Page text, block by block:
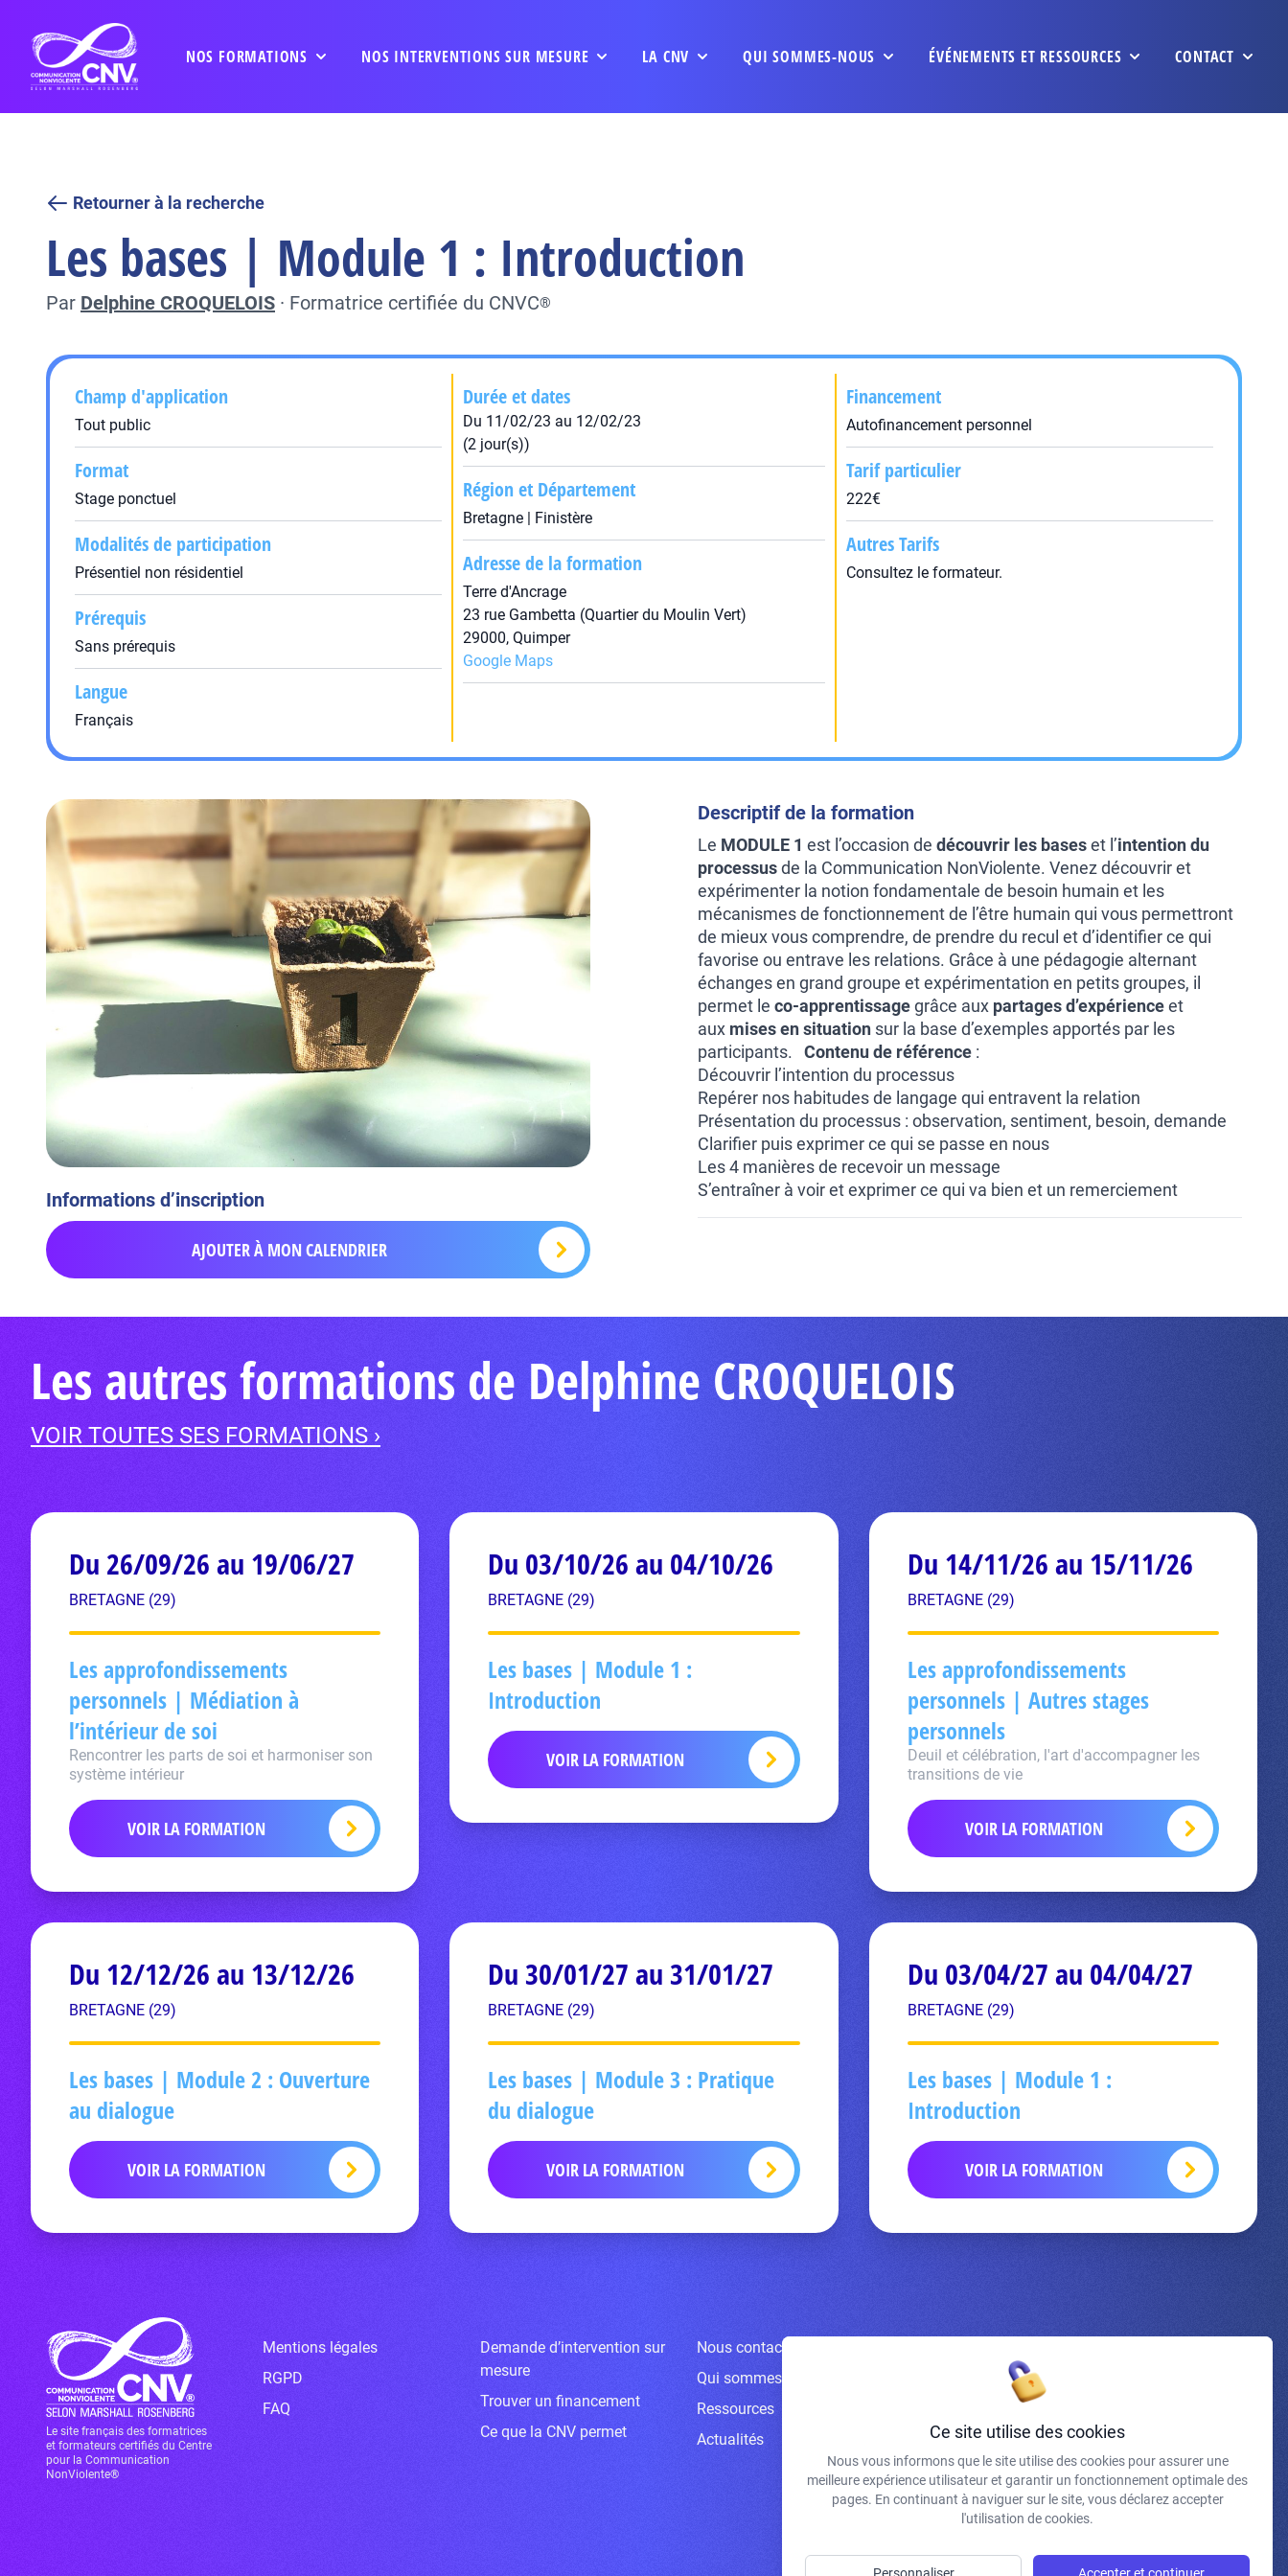
NOS FORMATIONS NOS INTERVENTIONS SUR MESURE LA CNV QUI SOMMES-NOUS ÉVÉNEMENTS ET RESSOURCES CONTACT
Retourner à la recherche
Les bases | Module 1 : Introduction
Par Delphine CROQUELOIS · Formatrice certifiée du CNVC®
Champ d'application
Tout public
Format
Stage ponctuel
Modalités de participation
Présentiel non résidentiel
Prérequis
Sans prérequis
Langue
Français
Durée et dates
Du 11/02/23 au 12/02/23
(2 jour(s))
Région et Département
Bretagne | Finistère
Adresse de la formation
Terre d'Ancrage
23 rue Gambetta (Quartier du Moulin Vert)
29000, Quimper
Google Maps
Financement
Autofinancement personnel
Tarif particulier
222€
Autres Tarifs
Consultez le formateur.
Informations d’inscription
AJOUTER À MON CALENDRIER
Descriptif de la formation
Le MODULE 1 est l’occasion de découvrir les baseset l’intention du
processusde la Communication NonViolente. Venez découvrir et
expérimenter la notion fondamentale de besoin humain et les
mécanismes de fonctionnement de l’être humain qui vous permettront
de mieux vous comprendre, de prendre du recul et d’identifier ce qui
favorise ou entrave les relations. Grâce à une pédagogie alternant
échanges en grand groupe et expérimentation en petits groupes, il
permet le co-apprentissagegrâce aux partages d’expérienceet
aux mises en situation sur la base d’exemples apportés par les
participants. Contenu de référence :
Découvrir l’intention du processus
Repérer nos habitudes de langage qui entravent la relation
Présentation du processus : observation, sentiment, besoin, demande
Clarifier puis exprimer ce qui se passe en nous
Les 4 manières de recevoir un message
S’entraîner à voir et exprimer ce qui va bien et un remerciement
Les autres formations de Delphine CROQUELOIS
VOIR TOUTES SES FORMATIONS ›
Du 26/09/26 au 19/06/27
BRETAGNE (29)
Les approfondissements
personnels | Médiation à
l’intérieur de soi
Rencontrer les parts de soi et harmoniser son
système intérieur
VOIR LA FORMATION
Du 03/10/26 au 04/10/26
BRETAGNE (29)
Les bases | Module 1 :
Introduction
VOIR LA FORMATION
Du 14/11/26 au 15/11/26
BRETAGNE (29)
Les approfondissements
personnels | Autres stages
personnels
Deuil et célébration, l'art d'accompagner les
transitions de vie
VOIR LA FORMATION
Du 12/12/26 au 13/12/26
BRETAGNE (29)
Les bases | Module 2 : Ouverture
au dialogue
VOIR LA FORMATION
Du 30/01/27 au 31/01/27
BRETAGNE (29)
Les bases | Module 3 : Pratique
du dialogue
VOIR LA FORMATION
Du 03/04/27 au 04/04/27
BRETAGNE (29)
Les bases | Module 1 :
Introduction
VOIR LA FORMATION
Le site français des formatrices
et formateurs certifiés du Centre
pour la Communication
NonViolente®
Mentions légales
RGPD
FAQ
Demande d’intervention sur
mesure
Trouver un financement
Ce que la CNV permet
Nous contacter
Qui sommes-nous ?
Ressources
Actualités
J'accepte de recevoir vos e-mails et confirme avoir pris
connaissance de votre politique de confidentialité et
mentions légales.
Ce site utilise des cookies
Nous vous informons que le site utilise des cookies pour assurer une
meilleure expérience utilisateur et garantir un fonctionnement optimale des
pages. En continuant à naviguer sur le site, vous déclarez accepter
l'utilisation de cookies.